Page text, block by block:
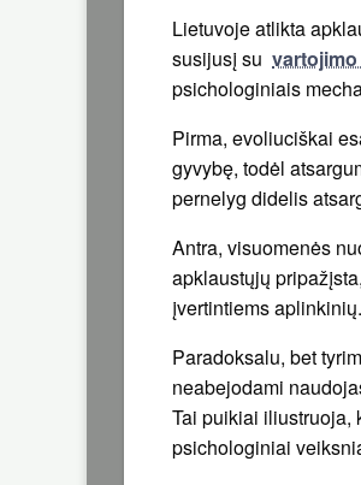
Lietuvoje atlikta
susijusį su
psichologiniais
Pirma, evoliuciškai
gyvybę, todėl
pernelyg didelis
Antra, visuomenės
apklaustųjų
įvertintiems aplinkinių.
Paradoksalu, bet
neabejodami
Tai puikiai iliustruoja,
psichologiniai